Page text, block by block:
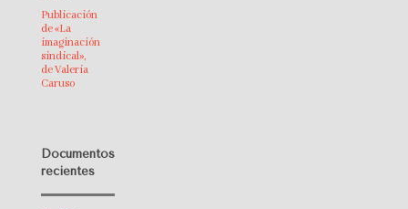
Publicación
de «La
imaginación
sindical»,
de Valeria
Caruso
Documentos
recientes